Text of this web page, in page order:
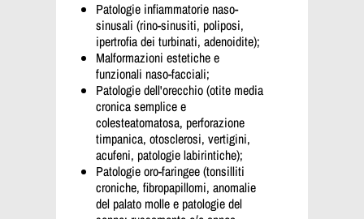
Patologie infiammatorie naso-
sinusali (rino-sinusiti, poliposi,
ipertrofia dei turbinati, adenoidite);
Malformazioni estetiche e
funzionali naso-facciali;
Patologie dell'orecchio (otite media
cronica semplice e
colesteatomatosa, perforazione
timpanica, otosclerosi, vertigini,
acufeni, patologie labirintiche);
Patologie oro-faringee (tonsilliti
croniche, fibropapillomi, anomalie
del palato molle e patologie del